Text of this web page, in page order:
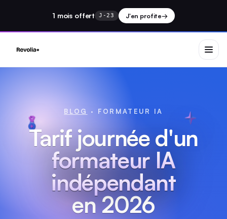
1 mois offert J-23 J'en profite→
BLOG · FORMATEUR IA
Tarif journée d'un
formateur IA
indépendant
en 2026